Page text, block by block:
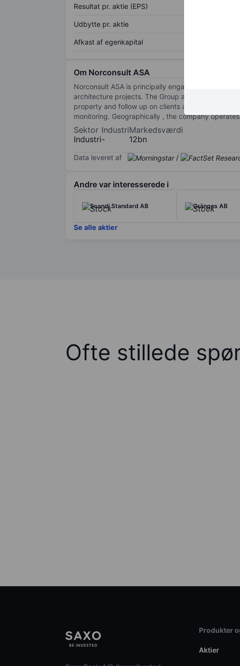
Resultat pr. aktie (EPS)
Udbytte pr. aktie
Afkast af egenkapital
Om Norconsult ASA
Norconsult ASA is principally engaged in the
architecture projects. The Group also develops
property and follow up on clients all the way from
monitoring. Geographically , the company
Sektor
Industri
Industri
-
Markedsværdi
12bn
Data leveret af /
Andre var interesserede i
Scandi Standard AB Gränges AB
Se alle aktier
Ofte stillede
Produkter
Aktier